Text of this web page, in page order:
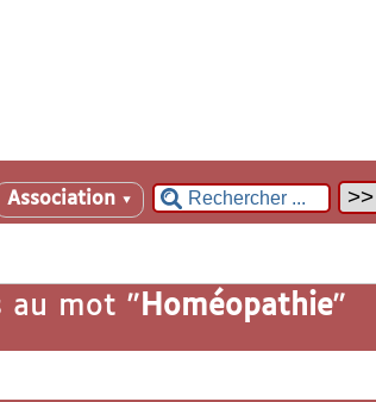
Association ▼
au mot " Homéopathie"